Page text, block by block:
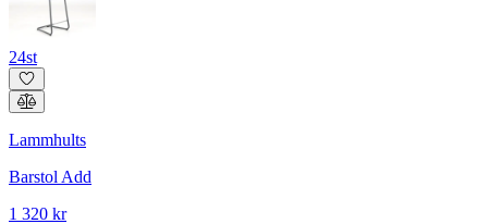
24st
Lammhults
Barstol Add
1 320 kr